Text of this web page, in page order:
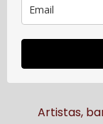
Artistas,